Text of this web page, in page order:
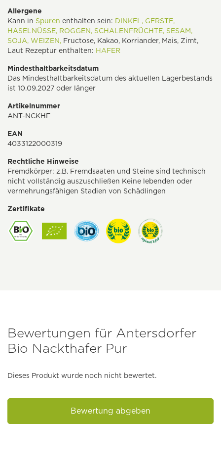
Allergene
Kann in Spuren enthalten sein: DINKEL, GERSTE,
HASELNÜSSE, ROGGEN, SCHALENFRÜCHTE, SESAM,
SOJA, WEIZEN, Fructose, Kakao, Korriander, Mais, Zimt,
Laut Rezeptur enthalten: HAFER
Mindesthaltbarkeitsdatum
Das Mindesthaltbarkeitsdatum des aktuellen Lagerbestands
ist 10.09.2027 oder länger
Artikelnummer
ANT-NCKHF
EAN
4033122000319
Rechtliche Hinweise
Fremdkörper: z.B. Fremdsaaten und Steine sind technisch
nicht vollständig auszuschließen Keine lebenden oder
vermehrungsfähigen Stadien von Schädlingen
Zertifikate
Bewertungen für Antersdorfer
Bio Nackthafer Pur
Dieses Produkt wurde noch nicht bewertet.
Bewertung abgeben